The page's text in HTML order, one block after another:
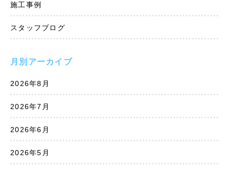
施工事例
スタッフブログ
月別アーカイブ
2026年8月
2026年7月
2026年6月
2026年5月